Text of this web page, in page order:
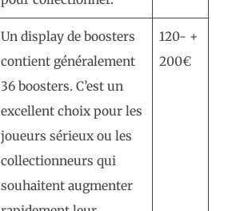
Un display de boosters
contient généralement
36 boosters. C’est un
excellent choix pour les
joueurs sérieux ou les
collectionneurs qui
souhaitent augmenter
120- +
200€